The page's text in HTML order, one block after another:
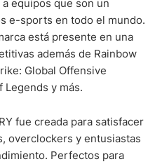
equipos que son un
e-sports en todo el mundo.
está presente en una
además de Rainbow
Global Offensive
Legends y más.
fue creada para satisfacer
overclockers y entusiastas
Perfectos para